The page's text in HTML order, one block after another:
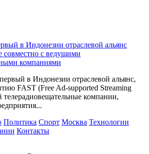
в Индонезии отраслевой альянс
совместно с ведущими
компаниями
в Индонезии отраслевой альянс,
FAST (Free Ad-supported Streaming
компании,
Политика Спорт Москва Технологии
Контакты